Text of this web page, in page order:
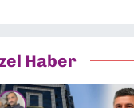
Haber